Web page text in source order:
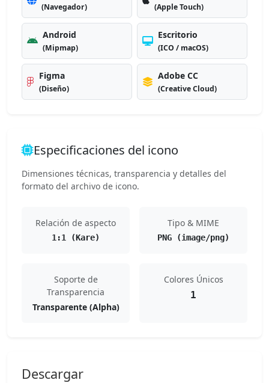
(Navegador) (Apple Touch)
Android
(Mipmap)
Escritorio
(ICO / macOS)
Figma
(Diseño)
Adobe CC
(Creative Cloud)
Especificaciones del icono
Dimensiones técnicas, transparencia y detalles del
formato del archivo de icono.
Relación de aspecto
1:1 (Kare)
Tipo & MIME
PNG (image/png)
Soporte de
Transparencia
Transparente (Alpha)
Colores Únicos
1
Descargar